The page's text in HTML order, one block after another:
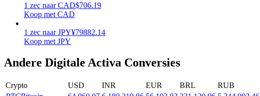
Verdien dagelijks competitieve beloningen
1 zec naar CAD$706.19
Koop met CAD
1 zec naar JPY¥79882.14
Koop met JPY
Andere Digitale Activa Conversies
Crypto USD INR EUR BRL RUB